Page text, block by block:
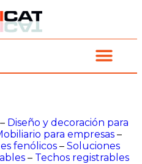
– Diseño y decoración para
para empresas–
fenólicos – Soluciones
– Techos registrables